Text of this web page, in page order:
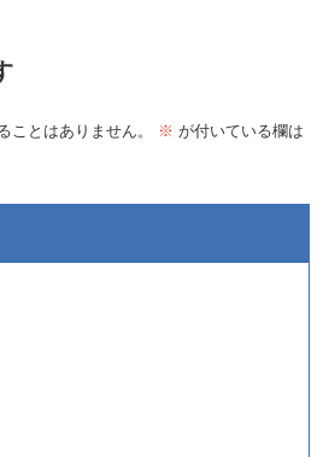
ことはありません。 ※ が付いている欄は